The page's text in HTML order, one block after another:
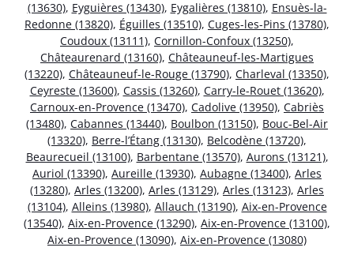
(13630), Eyguières (13430), Eygalières (13810), Ensuès-la-
Redonne (13820), Éguilles (13510), Cuges-les-Pins (13780),
Coudoux (13111), Cornillon-Confoux (13250),
Châteaurenard (13160), Châteauneuf-les-Martigues
(13220), Châteauneuf-le-Rouge (13790), Charleval (13350),
Ceyreste (13600), Cassis (13260), Carry-le-Rouet (13620),
Carnoux-en-Provence (13470), Cadolive (13950), Cabriès
(13480), Cabannes (13440), Boulbon (13150), Bouc-Bel-Air
(13320), Berre-l’Étang (13130), Belcodène (13720),
Beaurecueil (13100), Barbentane (13570), Aurons (13121),
Auriol (13390), Aureille (13930), Aubagne (13400), Arles
(13280), Arles (13200), Arles (13129), Arles (13123), Arles
(13104), Alleins (13980), Allauch (13190), Aix-en-Provence
(13540), Aix-en-Provence (13290), Aix-en-Provence (13100),
Aix-en-Provence (13090), Aix-en-Provence (13080)